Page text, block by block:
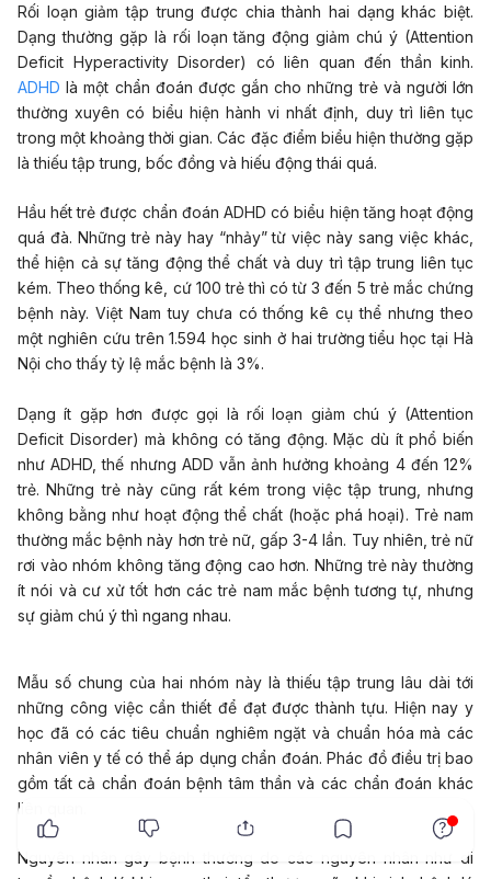
Rối loạn giảm tập trung được chia thành hai dạng khác biệt.
Dạng thường gặp là rối loạn tăng động giảm chú ý (Attention
Deficit Hyperactivity Disorder) có liên quan đến thần kinh.
ADHD là một chẩn đoán được gắn cho những trẻ và người lớn
thường xuyên có biểu hiện hành vi nhất định, duy trì liên tục
trong một khoảng thời gian. Các đặc điểm biểu hiện thường gặp
là thiếu tập trung, bốc đồng và hiếu động thái quá.
Hầu hết trẻ được chẩn đoán ADHD có biểu hiện tăng hoạt động
quá đà. Những trẻ này hay “nhảy” từ việc này sang việc khác,
thể hiện cả sự tăng động thể chất và duy trì tập trung liên tục
kém. Theo thống kê, cứ 100 trẻ thì có từ 3 đến 5 trẻ mắc chứng
bệnh này. Việt Nam tuy chưa có thống kê cụ thể nhưng theo
một nghiên cứu trên 1.594 học sinh ở hai trường tiểu học tại Hà
Nội cho thấy tỷ lệ mắc bệnh là 3%.
Dạng ít gặp hơn được gọi là rối loạn giảm chú ý (Attention
Deficit Disorder) mà không có tăng động. Mặc dù ít phổ biến
như ADHD, thế nhưng ADD vẫn ảnh hưởng khoảng 4 đến 12%
trẻ. Những trẻ này cũng rất kém trong việc tập trung, nhưng
không bằng như hoạt động thể chất (hoặc phá hoại). Trẻ nam
thường mắc bệnh này hơn trẻ nữ, gấp 3-4 lần. Tuy nhiên, trẻ nữ
rơi vào nhóm không tăng động cao hơn. Những trẻ này thường
ít nói và cư xử tốt hơn các trẻ nam mắc bệnh tương tự, nhưng
sự giảm chú ý thì ngang nhau.
Mẫu số chung của hai nhóm này là thiếu tập trung lâu dài tới
những công việc cần thiết để đạt được thành tựu. Hiện nay y
học đã có các tiêu chuẩn nghiêm ngặt và chuẩn hóa mà các
nhân viên y tế có thể áp dụng chẩn đoán. Phác đồ điều trị bao
gồm tất cả chẩn đoán bệnh tâm thần và các chẩn đoán khác
liên quan.
Nguyên nhân gây bệnh thường do các nguyên nhân như di